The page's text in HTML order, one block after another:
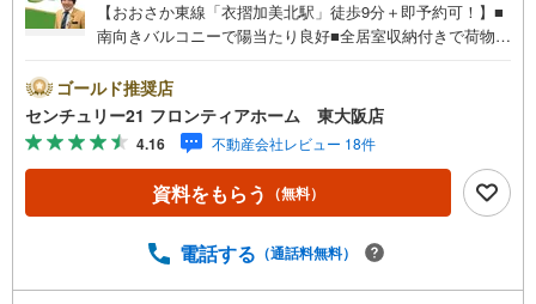
【おおさか東線「衣摺加美北駅」徒歩9分＋即予約可！】■
南向きバルコニーで陽当たり良好■全居室収納付きで荷物が
ご家族も暮らしやすい間取り 特徴・小中学校まで徒歩10分
圏内でお子様の登下校にも安心の距離です・スーパー、コ
ンビニが徒歩圏内で生活に便利な立地です・カウンターキ
ッチンのため、お子様の様子を見ながらお料理ができます
立地・加美小学校まで徒歩約5分・加美中学校まで徒歩約7
分 弊社が選ばれる理由 1.お金の扱い方のプロ、ファイナン
にも対応できる売却専門チームあり！3.たくさんの銀行と
ゴールド推奨店
センチュリー21 フロンティアホーム 東大阪店
4.16 不動産会社レビュー 18件
資料をもらう （無料）
電話する （通話料無料）